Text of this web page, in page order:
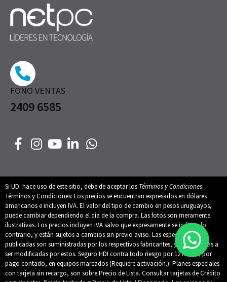
FONO VENTAS
2409 6585
Si UD. hace uso de este sitio, debe de aceptar los Términos y Condiciones.
Términos y Condiciones: Los precios se encuentran expresados en dólares
americanos e incluyen IVA. El valor del tipo de cambio en pesos uruguayos,
puede cambiar dependiendo el día de la compra. Las fotos son meramente
ilustrativas. Los precios incluyen IVA salvo que expresamente se indique lo
contrario, y están sujetos a cambios sin previo aviso. Las especificaciones
publicadas son suministradas por los respectivos fabricantes, y están sujetas a
ser modificadas por estos. Seguro HDI contra todo riesgo por 12 meses, por
pago contado, en equipos marcados (Requiere activación.). Planes especiales
con tarjeta sin recargo, son sobre Precio de Lista. Consultar tarjetas de Crédito